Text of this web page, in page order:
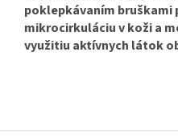
poklepkávaním
mikrocirkuláciu v koži a
využitiu aktívnych látok